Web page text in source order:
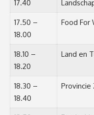
17.40
17.50 –
18.00
Food For
18.10 –
18.20
Land en
18.30 –
18.40
Provincie